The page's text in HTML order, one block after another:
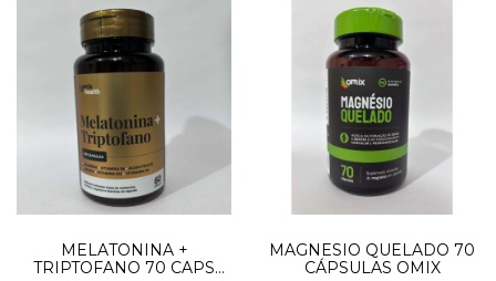
MELATONINA +
TRIPTOFANO 70 CAPS
MAGNESIO QUELADO 70
CÁPSULAS OMIX